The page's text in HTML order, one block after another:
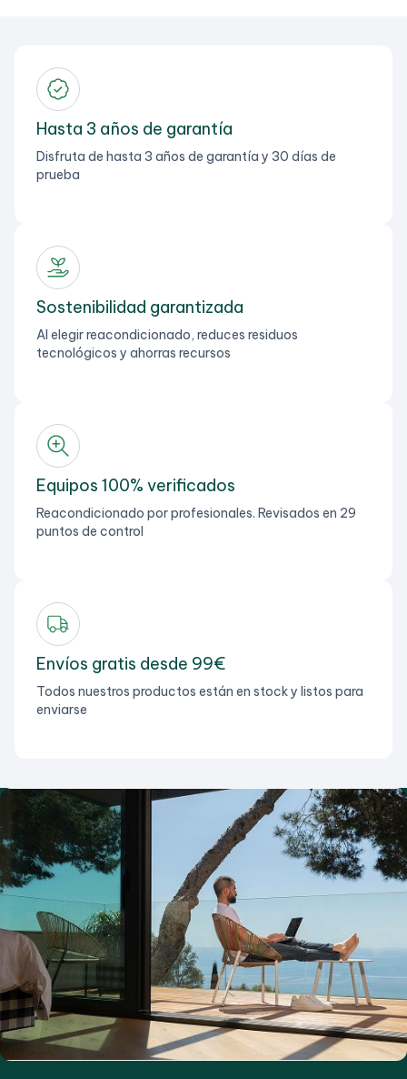
Hasta 3 años de garantía
Disfruta de hasta 3 años de garantía y 30 días de
prueba
Sostenibilidad garantizada
Al elegir reacondicionado, reduces residuos
tecnológicos y ahorras recursos
Equipos 100% verificados
Reacondicionado por profesionales. Revisados en 29
puntos de control
Envíos gratis desde 99€
Todos nuestros productos están en stock y listos para
enviarse